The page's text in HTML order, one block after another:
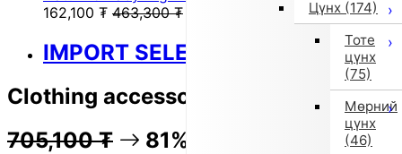
Цүнх (174)
Тоте
цүнх
(75)
Мөрний
цүнх
(46)
162,100 ₮ 463,300 ₮
IMPORT SELECT
Clothing accessories_others (Blue)
705,100 ₮ 81% OFF ₮